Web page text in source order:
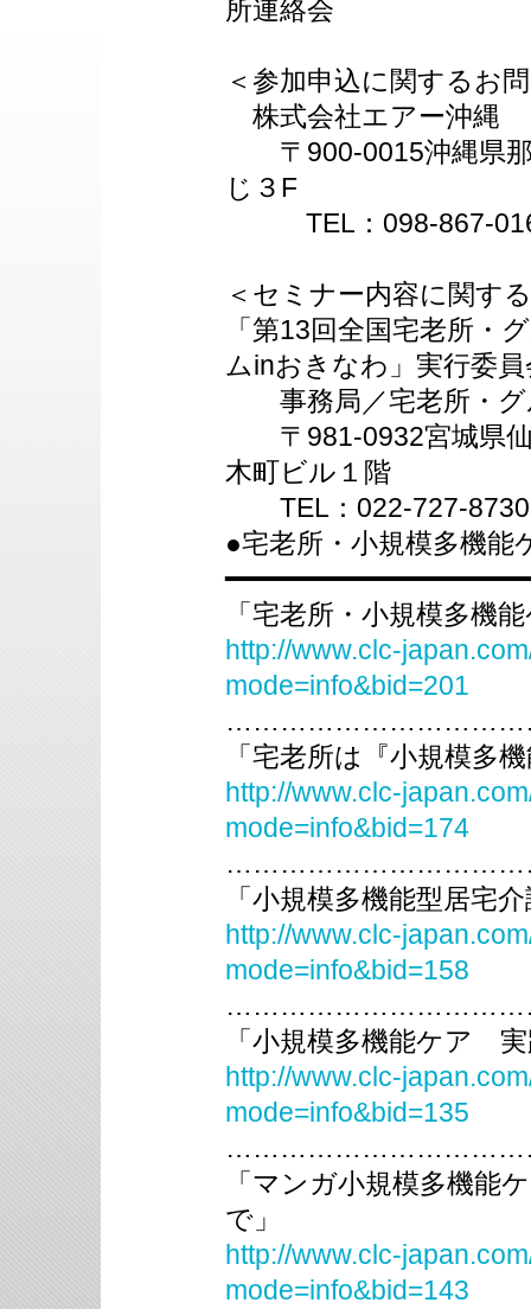
所連絡会
＜参加申込に関するお
株式会社エアー沖縄
〒900-0015沖縄県
じ３F
TEL：098-867-
＜セミナー内容に関す
「第13回全国宅老所・
ムinおきなわ」実行委員
事務局／宅老所・グ
〒981-0932宮城県仙
木町ビル１階
TEL：022-727-
●宅老所・小規模多機
「宅老所・小規模多機
http://www.clc-
mode=info&bid=201
「宅老所は『小規模多
http://www.clc-
mode=info&bid=174
「小規模多機能型居宅
http://www.clc-
mode=info&bid=158
「小規模多機能ケア
http://www.clc-
mode=info&bid=135
「マンガ小規模多機能
で」
http://www.clc-
mode=info&bid=143